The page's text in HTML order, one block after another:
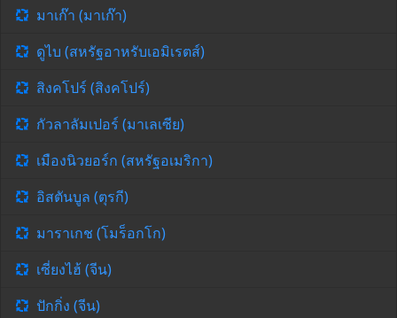
มาเก๊า (มาเก๊า)
ดูไบ (สหรัฐอาหรับเอมิเรตส์)
สิงคโปร์ (สิงคโปร์)
กัวลาลัมเปอร์ (มาเลเซีย)
เมืองนิวยอร์ก (สหรัฐอเมริกา)
อิสตันบูล (ตุรกี)
มาราเกช (โมร็อกโก)
เซี่ยงไฮ้ (จีน)
ปักกิ่ง (จีน)